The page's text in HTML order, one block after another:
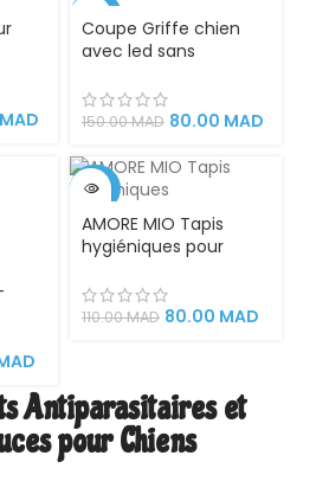
MAD
Coupe Griffe chien
avec led sans
X5, idéal pour couper
les griffes des chats
150.00MAD 80.00 MAD
-27%
VENDU
AMORE MIO Tapis
hygiéniques pour
Apprentissage
Propreté des Chiots
110.00MAD 80.00 MAD
Antiparasitaires et
pour Chiens